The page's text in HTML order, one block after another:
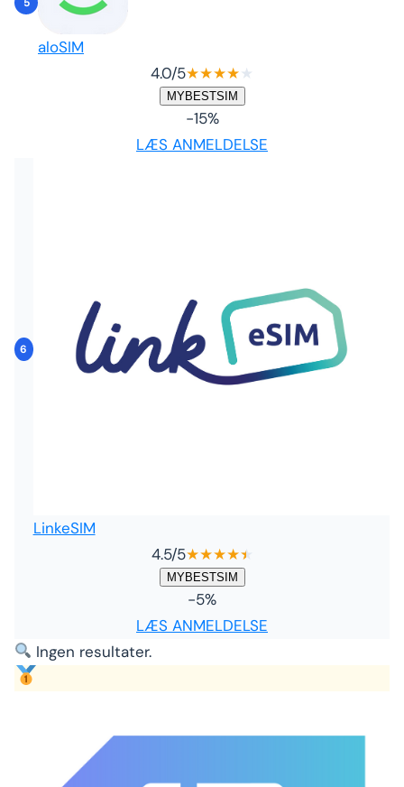
aloSIM
4.0/5★★★★★
MYBESTSIM
-15%
LÆS ANMELDELSE
6
LinkeSIM
4.5/5★★★★★
★
MYBESTSIM
-5%
LÆS ANMELDELSE
Ingen resultater.